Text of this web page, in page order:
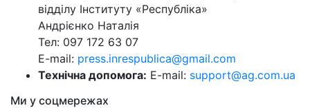
відділу Інституту «Республіка»
Андрієнко Наталія
Тел: 097 172 63 07
E-mail: press.inrespublica@gmail.com
Технічна допомога: E-mail: support@ag.com.ua
Ми у соцмережах